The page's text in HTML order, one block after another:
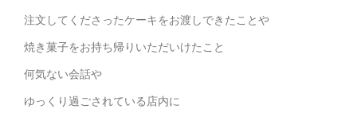
注文してくださったケーキをお渡しできたことや
焼き菓子をお持ち帰りいただいけたこと
何気ない会話や
ゆっくり過ごされている店内に